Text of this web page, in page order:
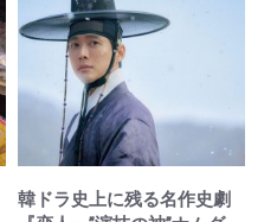
韓ドラ史上に残る名作史劇